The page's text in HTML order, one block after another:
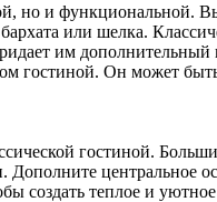
но и функциональной.
или шелка.
им дополнительный
гостиной. Он может
гостиной.
Дополните центральное
создать теплое и